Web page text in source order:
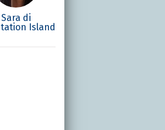
Sara di
Island